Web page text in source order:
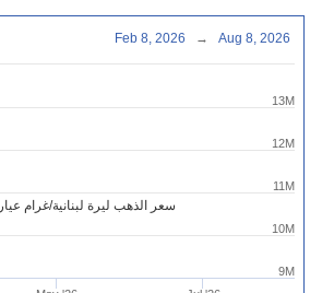
سعر الذهب ليرة لبنانية/غرام عيار 21
9M
10M
11M
12M
13M
Feb 8, 2026 → Aug 8, 2026